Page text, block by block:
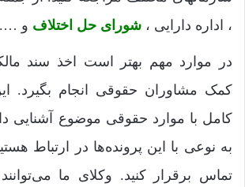
، اداره دارایی ، شورای حل اختلاف و ….
در موارد مهم بهتر است اخذ سند
کمک مشاوران حقوقی انجام بگیرد.
کامل با موارد حقوقی موضوع آشنایی
به نوعی با این پرونده‌ها در ارتباط
تماس برقرار کنید. وکلای ما